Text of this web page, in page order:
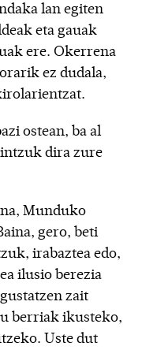
lan egiten
eta gauak
ere. Okerrena
ez dudala,
ostean, ba al
dira zure
Munduko
gero, beti
irabaztea edo,
ilusio berezia
zait
berriak ikusteko,
Uste dut